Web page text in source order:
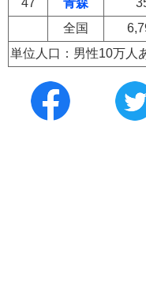
47
青森
全国
単位人口：男性10万人